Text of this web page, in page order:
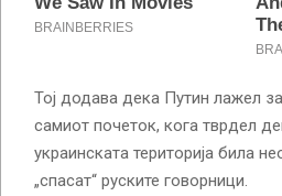
Тој додава дека Путин лажел
самиот почеток, кога тврдел
украинската територија била
„спасат“ руските говорници.